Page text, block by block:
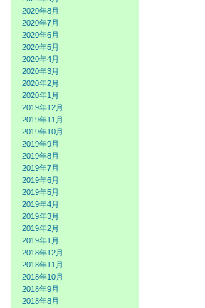
2020年8月
2020年7月
2020年6月
2020年5月
2020年4月
2020年3月
2020年2月
2020年1月
2019年12月
2019年11月
2019年10月
2019年9月
2019年8月
2019年7月
2019年6月
2019年5月
2019年4月
2019年3月
2019年2月
2019年1月
2018年12月
2018年11月
2018年10月
2018年9月
2018年8月